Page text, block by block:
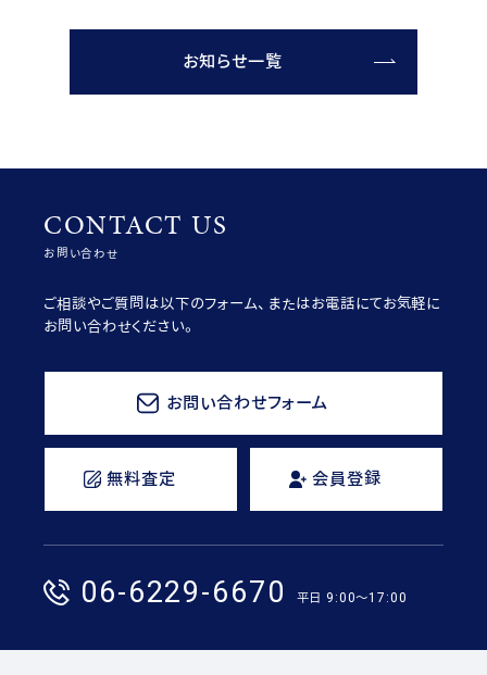
お知らせ一覧
CONTACT US
お問い合わせ
ご相談やご質問は以下のフォーム、またはお電話にてお気軽に
お問い合わせください。
お問い合わせフォーム
無料査定 会員登録
06-6229-6670 平日 9:00〜17:00